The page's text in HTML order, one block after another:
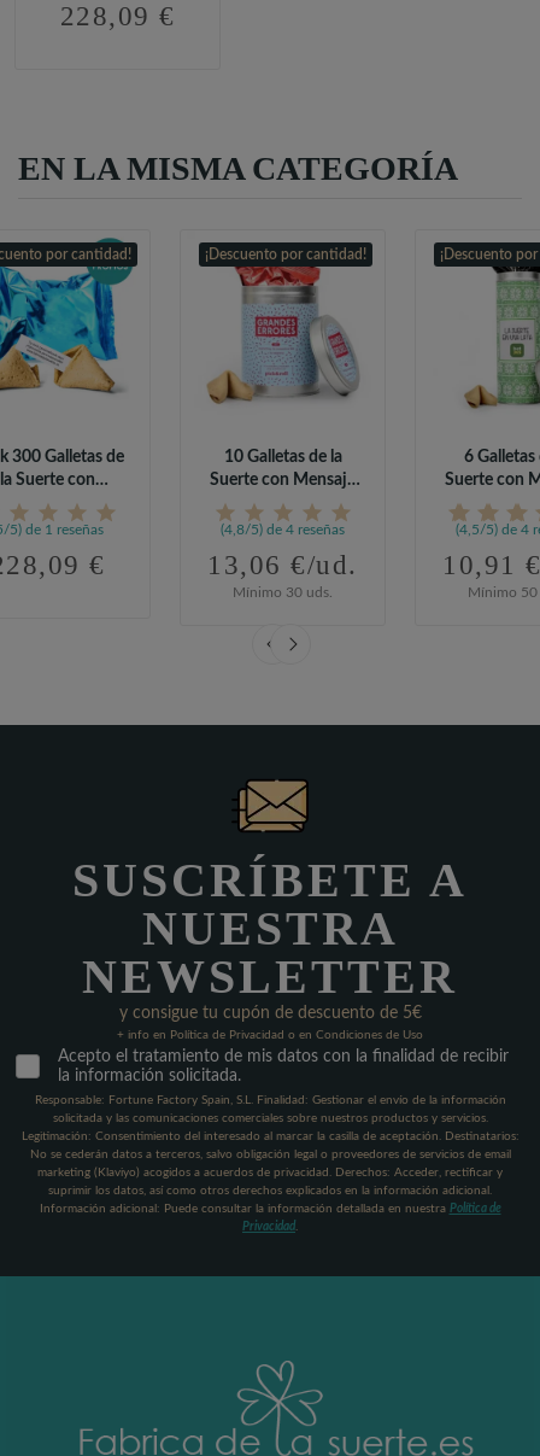
228,09 €
EN LA MISMA CATEGORÍA
por cantidad!
300 Galletas de
la Suerte con
Mensaje...
5) de 1 reseñas
€
¡Descuento por cantidad!
10 Galletas de la
Suerte con Mensaje
y Bote...
(4,8/5) de 4 reseñas
13,06 €/ud.
Mínimo 30 uds.
¡Descuento
6 Galletas
Suerte con
y
(4,5/5) de 4
10,91
Mínimo 50
SUSCRÍBETE A
NUESTRA
NEWSLETTER
y consigue tu cupón de descuento de 5€
+ info en Política de Privacidad o en Condiciones de Uso
Acepto el tratamiento de mis datos con la finalidad de recibir
la información solicitada.
Responsable: Fortune Factory Spain, S.L. Finalidad: Gestionar el envío de la información
solicitada y las comunicaciones comerciales sobre nuestros productos y servicios.
Legitimación: Consentimiento del interesado al marcar la casilla de aceptación. Destinatarios:
No se cederán datos a terceros, salvo obligación legal o proveedores de servicios de email
marketing (Klaviyo) acogidos a acuerdos de privacidad. Derechos: Acceder, rectificar y
suprimir los datos, así como otros derechos explicados en la información adicional.
Información adicional: Puede consultar la información detallada en nuestra Política de
Privacidad